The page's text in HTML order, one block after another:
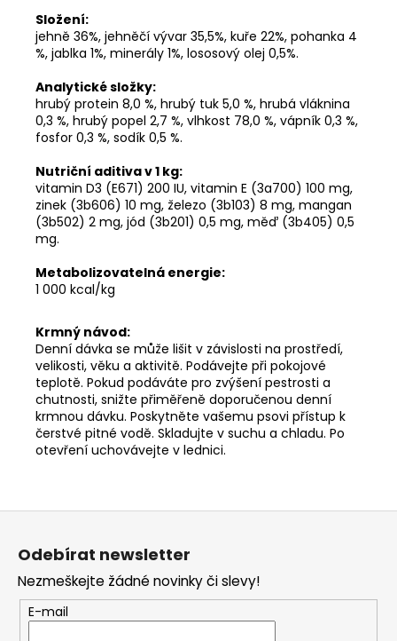
Složení:
jehně 36%, jehněčí vývar 35,5%, kuře 22%, pohanka 4
%, jablka 1%, minerály 1%, lososový olej 0,5%.
Analytické složky:
hrubý protein 8,0 %, hrubý tuk 5,0 %, hrubá vláknina
0,3 %, hrubý popel 2,7 %, vlhkost 78,0 %, vápník 0,3 %,
fosfor 0,3 %, sodík 0,5 %.
Nutriční aditiva v 1 kg:
vitamin D3 (E671) 200 IU, vitamin E (3a700) 100 mg,
zinek (3b606) 10 mg, železo (3b103) 8 mg, mangan
(3b502) 2 mg, jód (3b201) 0,5 mg, měď (3b405) 0,5
mg.
Metabolizovatelná energie:
1 000 kcal/kg
Krmný návod:
Denní dávka se může lišit v závislosti na prostředí,
velikosti, věku a aktivitě. Podávejte při pokojové
teplotě. Pokud podáváte pro zvýšení pestrosti a
chutnosti, snižte přiměřeně doporučenou denní
krmnou dávku. Poskytněte vašemu psovi přístup k
čerstvé pitné vodě. Skladujte v suchu a chladu. Po
otevření uchovávejte v lednici.
Z
Odebírat newsletter
Nezmeškejte žádné novinky či slevy!
E-mail